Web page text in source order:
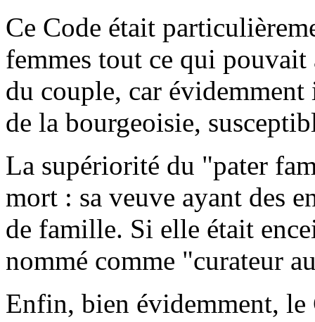
Ce Code était
femmes tout ce qui
du couple, car
de la bourgeoisie,
La supériorité du "pater
mort : sa veuve ayant des
de famille. Si elle était
nommé comme "curateur
Enfin, bien évidemment,